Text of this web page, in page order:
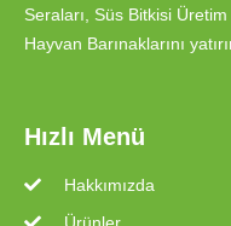
Seraları, Süs Bitkisi
Hayvan Barınaklarını
Hızlı Menü
Hakkımızda
Ürünler